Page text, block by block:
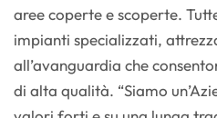
aree coperte e scoperte.
impianti specializzati,
all’avanguardia che
di alta qualità. “Siamo